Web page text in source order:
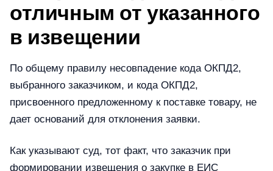
отличным от указанного
в извещении
По общему правилу несовпадение кода ОКПД2,
выбранного заказчиком, и кода ОКПД2,
присвоенного предложенному к поставке товару, не
дает оснований для отклонения заявки.
Как указывают суд, тот факт, что заказчик при
формировании извещения о закупке в ЕИС